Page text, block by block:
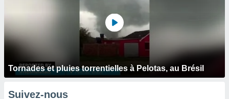
Tornades et pluies torrentielles à Pelotas, au Brésil
Suivez-nous